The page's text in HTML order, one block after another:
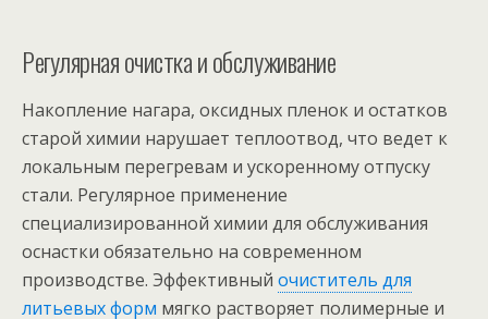
Регулярная очистка и обслуживание
Накопление нагара, оксидных пленок и остатков
старой химии нарушает теплоотвод, что ведет к
локальным перегревам и ускоренному отпуску
стали. Регулярное применение
специализированной химии для обслуживания
оснастки обязательно на современном
производстве. Эффективный очиститель для
литьевых форм мягко растворяет полимерные и